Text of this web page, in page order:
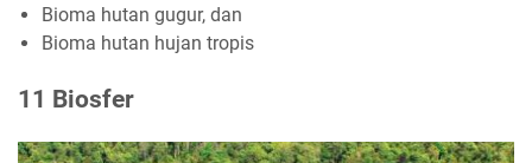
Bioma hutan gugur, dan
Bioma hutan hujan tropis
11 Biosfer